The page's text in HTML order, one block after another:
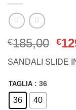
€185,00 Il
€
SANDALI SLIDE
TAGLIA : 36
36 40